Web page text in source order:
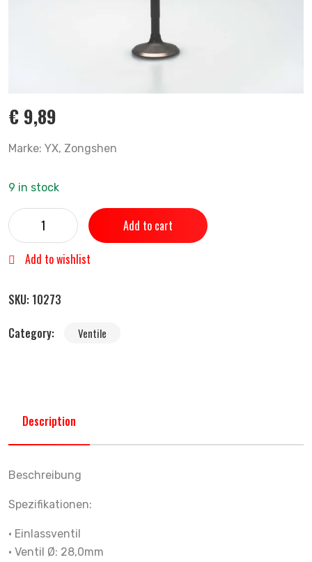
€ 9,89
Marke: YX, Zongshen
9 in stock
Add to cart
Add to wishlist
SKU: 10273
Category:
Ventile
Description
Beschreibung
Spezifikationen:
• Einlassventil
• Ventil Ø: 28,0mm